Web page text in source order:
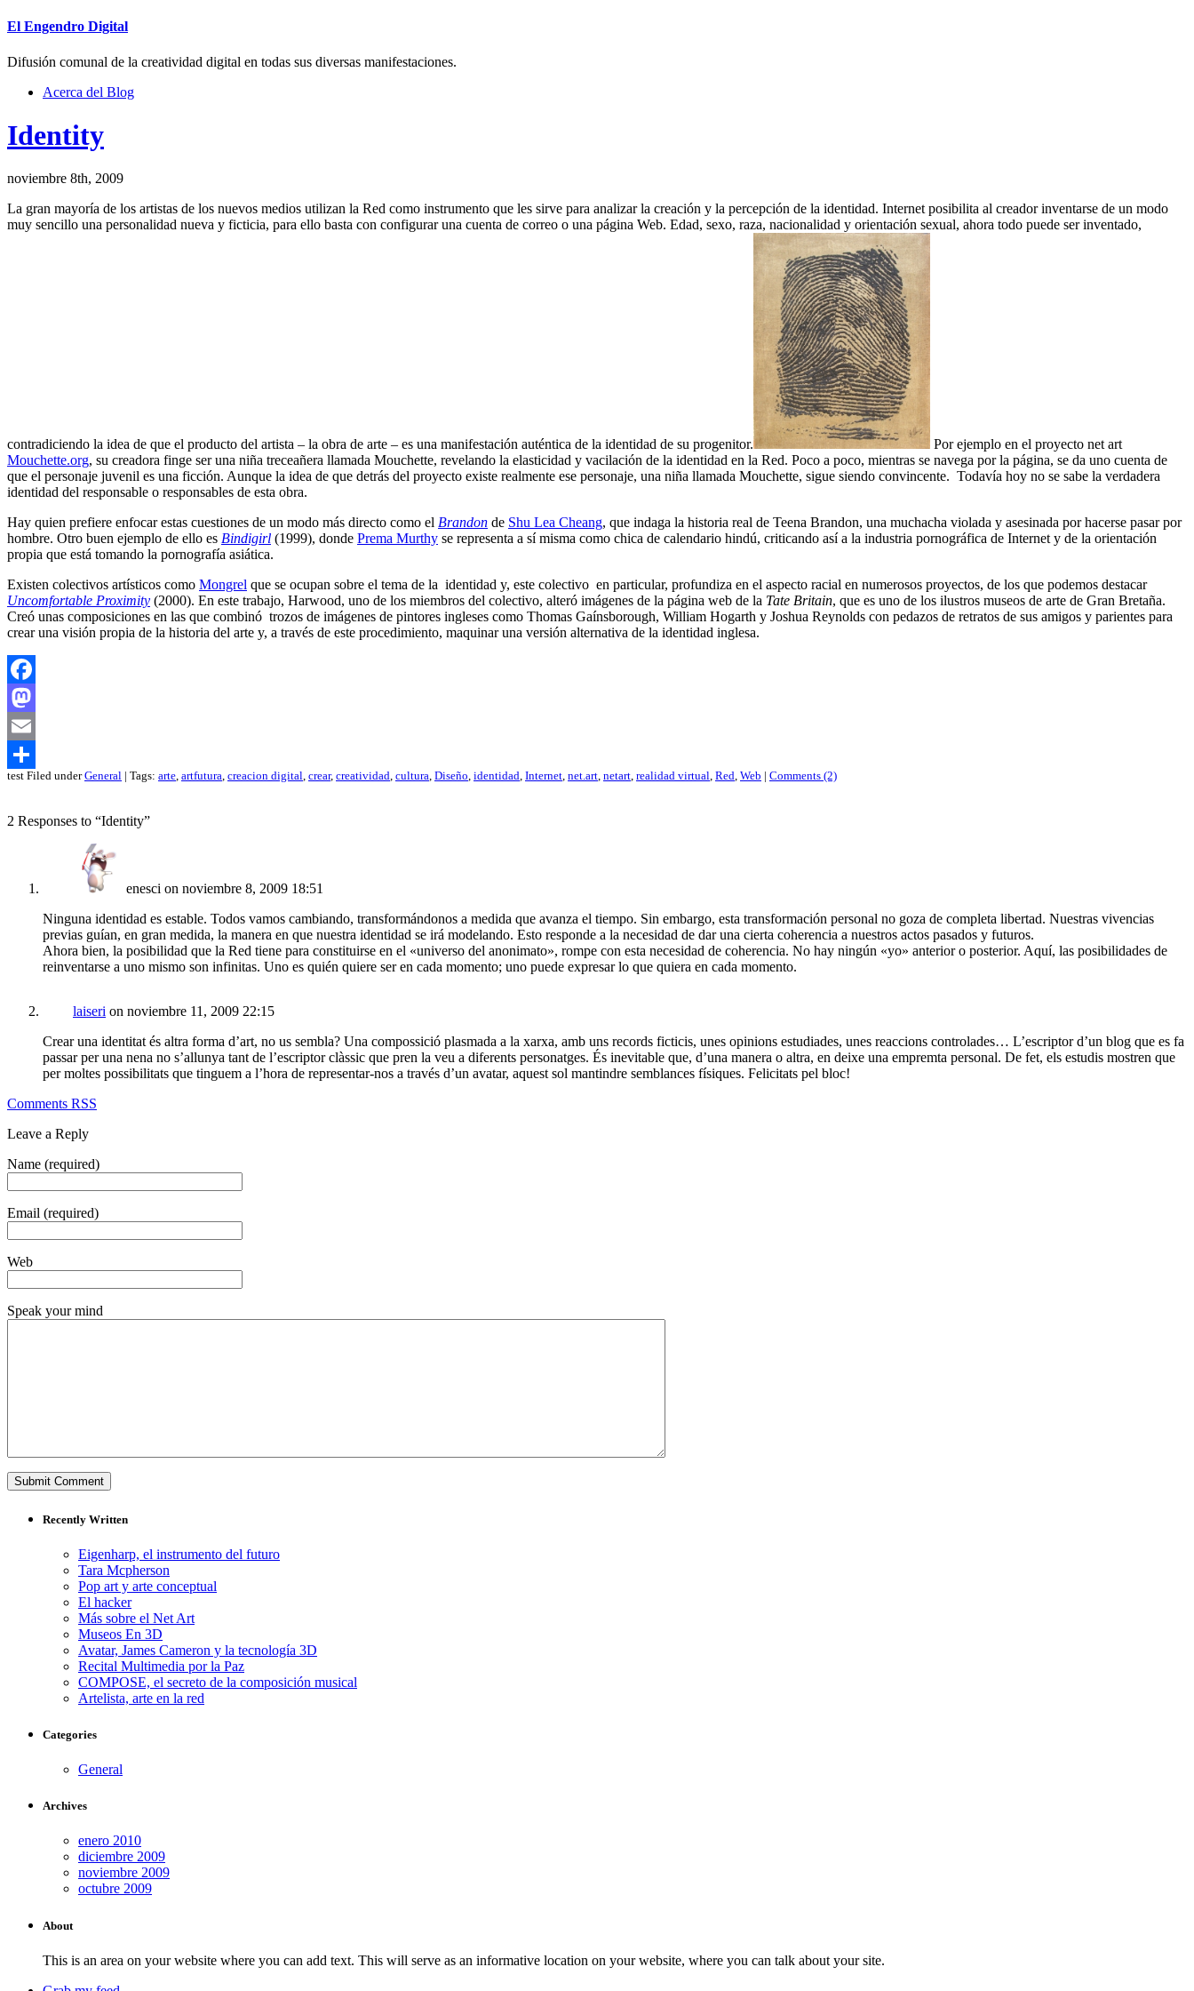
El Engendro Digital
Difusión comunal de la creatividad digital en todas sus diversas manifestaciones.
Acerca del Blog
Identity
noviembre 8th, 2009
La gran mayoría de los artistas de los nuevos medios utilizan la Red como instrumento que les sirve para analizar la creación y la percepción de la identidad. Internet posibilita al creador inventarse de un modo
muy sencillo una personalidad nueva y ficticia, para ello basta con configurar una cuenta de correo o una página Web. Edad, sexo, raza, nacionalidad y orientación sexual, ahora todo puede ser inventado,
contradiciendo la idea de que el producto del artista – la obra de arte – es una manifestación auténtica de la identidad de su progenitor.
Por ejemplo en el proyecto net art
Mouchette.org, su creadora finge ser una niña treceañera llamada Mouchette, revelando la elasticidad y vacilación de la identidad en la Red. Poco a poco, mientras se navega por la página, se da uno cuenta de
que el personaje juvenil es una ficción. Aunque la idea de que detrás del proyecto existe realmente ese personaje, una niña llamada Mouchette, sigue siendo convincente. Todavía hoy no se sabe la verdadera
identidad del responsable o responsables de esta obra.
Hay quien prefiere enfocar estas cuestiones de un modo más directo como el Brandon de Shu Lea Cheang, que indaga la historia real de Teena Brandon, una muchacha violada y asesinada por hacerse pasar por
hombre. Otro buen ejemplo de ello es Bindigirl (1999), donde Prema Murthy se representa a sí misma como chica de calendario hindú, criticando así a la industria pornográfica de Internet y de la orientación
propia que está tomando la pornografía asiática.
Existen colectivos artísticos como Mongrel que se ocupan sobre el tema de la identidad y, este colectivo en particular, profundiza en el aspecto racial en numerosos proyectos, de los que podemos destacar
Uncomfortable Proximity (2000). En este trabajo, Harwood, uno de los miembros del colectivo, alteró imágenes de la página web de la Tate Britain, que es uno de los ilustros museos de arte de Gran Bretaña.
Creó unas composiciones en las que combinó trozos de imágenes de pintores ingleses como Thomas Gaínsborough, William Hogarth y Joshua Reynolds con pedazos de retratos de sus amigos y parientes para
crear una visión propia de la historia del arte y, a través de este procedimiento, maquinar una versión alternativa de la identidad inglesa.
Facebook
Mastodon
Email
Compartir
test Filed underGeneral | Tags: arte, artfutura, creacion digital, crear, creatividad, cultura, Diseño, identidad, Internet, net.art, netart, realidad virtual, Red, Web | Comments (2)
2 Responses to “Identity”
enesci on noviembre 8, 2009 18:51
Ninguna identidad es estable. Todos vamos cambiando, transformándonos a medida que avanza el tiempo. Sin embargo, esta transformación personal no goza de completa libertad. Nuestras vivencias
previas guían, en gran medida, la manera en que nuestra identidad se irá modelando. Esto responde a la necesidad de dar una cierta coherencia a nuestros actos pasados y futuros.
Ahora bien, la posibilidad que la Red tiene para constituirse en el «universo del anonimato», rompe con esta necesidad de coherencia. No hay ningún «yo» anterior o posterior. Aquí, las posibilidades de
reinventarse a uno mismo son infinitas. Uno es quién quiere ser en cada momento; uno puede expresar lo que quiera en cada momento.
laiseri on noviembre 11, 2009 22:15
Crear una identitat és altra forma d’art, no us sembla? Una compossició plasmada a la xarxa, amb uns records ficticis, unes opinions estudiades, unes reaccions controlades… L’escriptor d’un blog que es fa
passar per una nena no s’allunya tant de l’escriptor clàssic que pren la veu a diferents personatges. És inevitable que, d’una manera o altra, en deixe una empremta personal. De fet, els estudis mostren que
per moltes possibilitats que tinguem a l’hora de representar-nos a través d’un avatar, aquest sol mantindre semblances físiques. Felicitats pel bloc!
Comments RSS
Leave a Reply
Name (required)
Email (required)
Web
Speak your mind
Recently Written
Eigenharp, el instrumento del futuro
Tara Mcpherson
Pop art y arte conceptual
El hacker
Más sobre el Net Art
Museos En 3D
Avatar, James Cameron y la tecnología 3D
Recital Multimedia por la Paz
COMPOSE, el secreto de la composición musical
Artelista, arte en la red
Categories
General
Archives
enero 2010
diciembre 2009
noviembre 2009
octubre 2009
About
This is an area on your website where you can add text. This will serve as an informative location on your website, where you can talk about your site.